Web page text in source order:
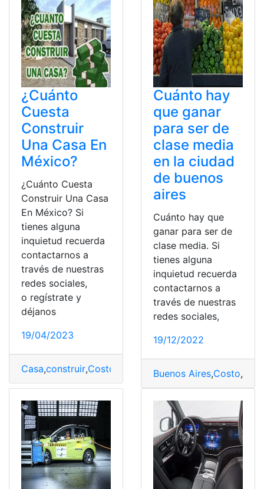
¿Cuánto
Cuesta
Construir
Una Casa En
México?
¿Cuánto Cuesta
Construir Una Casa
En México? Si
tienes alguna
inquietud recuerda
contactarnos a
través de nuestras
redes sociales,
o regístrate y
déjanos
19/04/2023
Casa,construir,Costo Presupuesto
Cuánto hay
que ganar
para ser de
clase media
en la ciudad
de buenos
aires
Cuánto hay que
ganar para ser de
clase media. Si
tienes alguna
inquietud recuerda
contactarnos a
través de nuestras
redes sociales,
19/12/2022
Buenos Aires,Costo,